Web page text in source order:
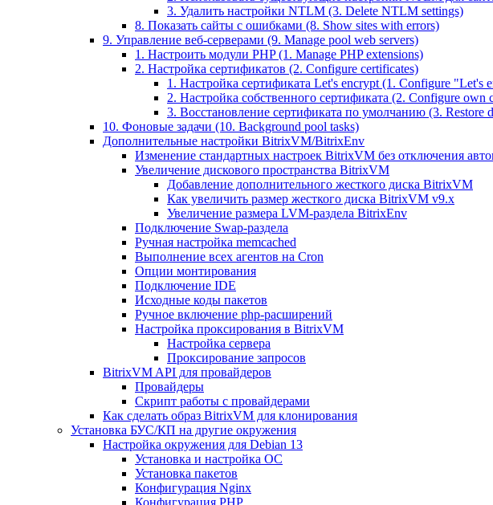
3. Удалить настройки NTLM (3. Delete NTLM settings)
8. Показать сайты с ошибками (8. Show sites with errors)
9. Управление веб-серверами (9. Manage pool web servers)
1. Настроить модули PHP (1. Manage PHP extensions)
2. Настройка сертификатов (2. Configure certificates)
1. Настройка сертификата Let's encrypt (1. Configure "Let's
2. Настройка собственного сертификата (2. Configure own
3. Восстановление сертификата по умолчанию (3. Restore
10. Фоновые задачи (10. Background pool tasks)
Дополнительные настройки BitrixVM/BitrixEnv
Изменение стандартных настроек BitrixVM без отключения
Увеличение дискового пространства BitrixVM
Добавление дополнительного жесткого диска BitrixVM
Как увеличить размер жесткого диска BitrixVM v9.x
Увеличение размера LVM-раздела BitrixEnv
Подключение Swap-раздела
Ручная настройка memcached
Выполнение всех агентов на Cron
Опции монтирования
Подключение IDE
Исходные коды пакетов
Ручное включение php-расширений
Настройка проксирования в BitrixVM
Настройка сервера
Проксирование запросов
BitrixVM API для провайдеров
Провайдеры
Скрипт работы с провайдерами
Как сделать образ BitrixVM для клонирования
Установка БУС/КП на другие окружения
Настройка окружения для Debian 13
Установка и настройка ОС
Установка пакетов
Конфигурация Nginx
Конфигурация PHP